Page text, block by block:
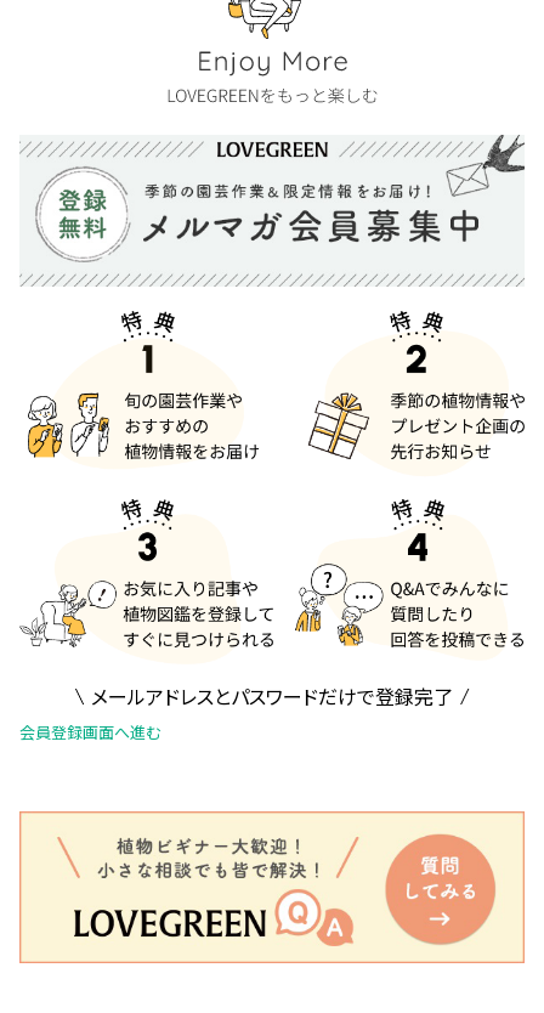
メールアドレスとパスワードだけで登録完了
会員登録画面へ進む